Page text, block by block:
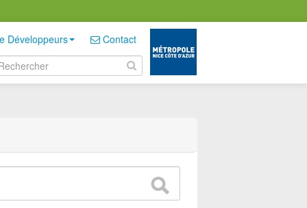
Développeurs Contact